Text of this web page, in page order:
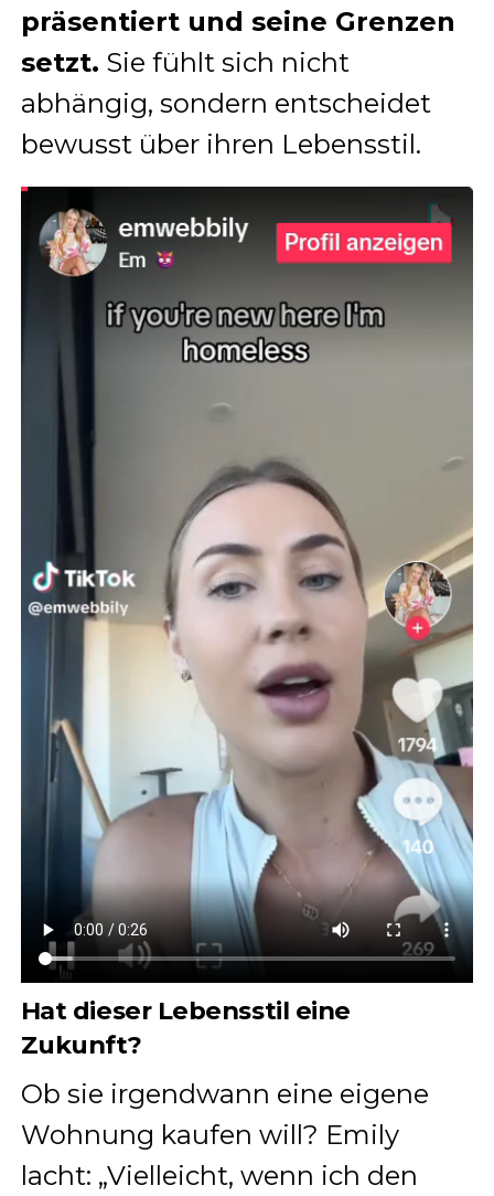
präsentiert und seine Grenzen
setzt. Sie fühlt sich nicht
abhängig, sondern entscheidet
bewusst über ihren Lebensstil.
Hat dieser Lebensstil eine
Zukunft?
Ob sie irgendwann eine eigene
Wohnung kaufen will? Emily
lacht: „Vielleicht, wenn ich den